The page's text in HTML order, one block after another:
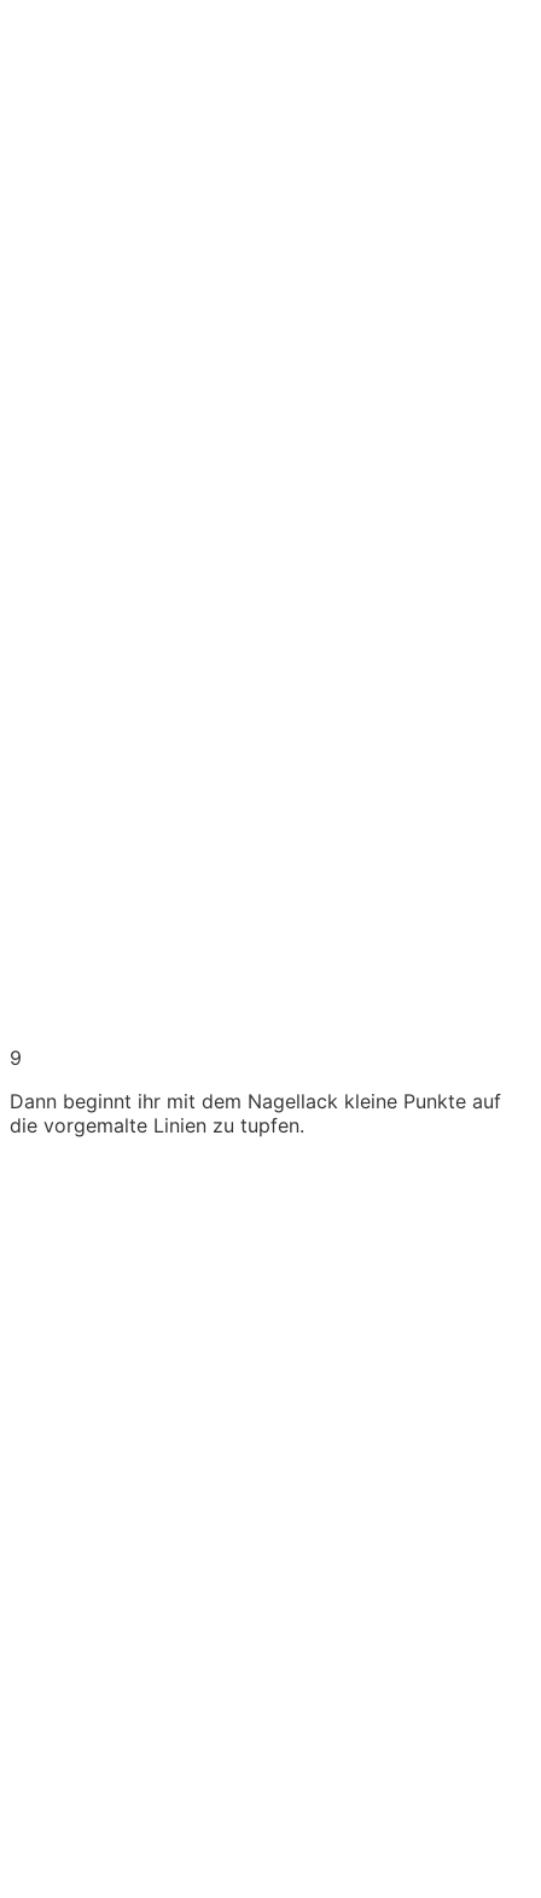
9
Dann beginnt ihr mit dem Nagellack kleine Punkte auf
die vorgemalte Linien zu tupfen.